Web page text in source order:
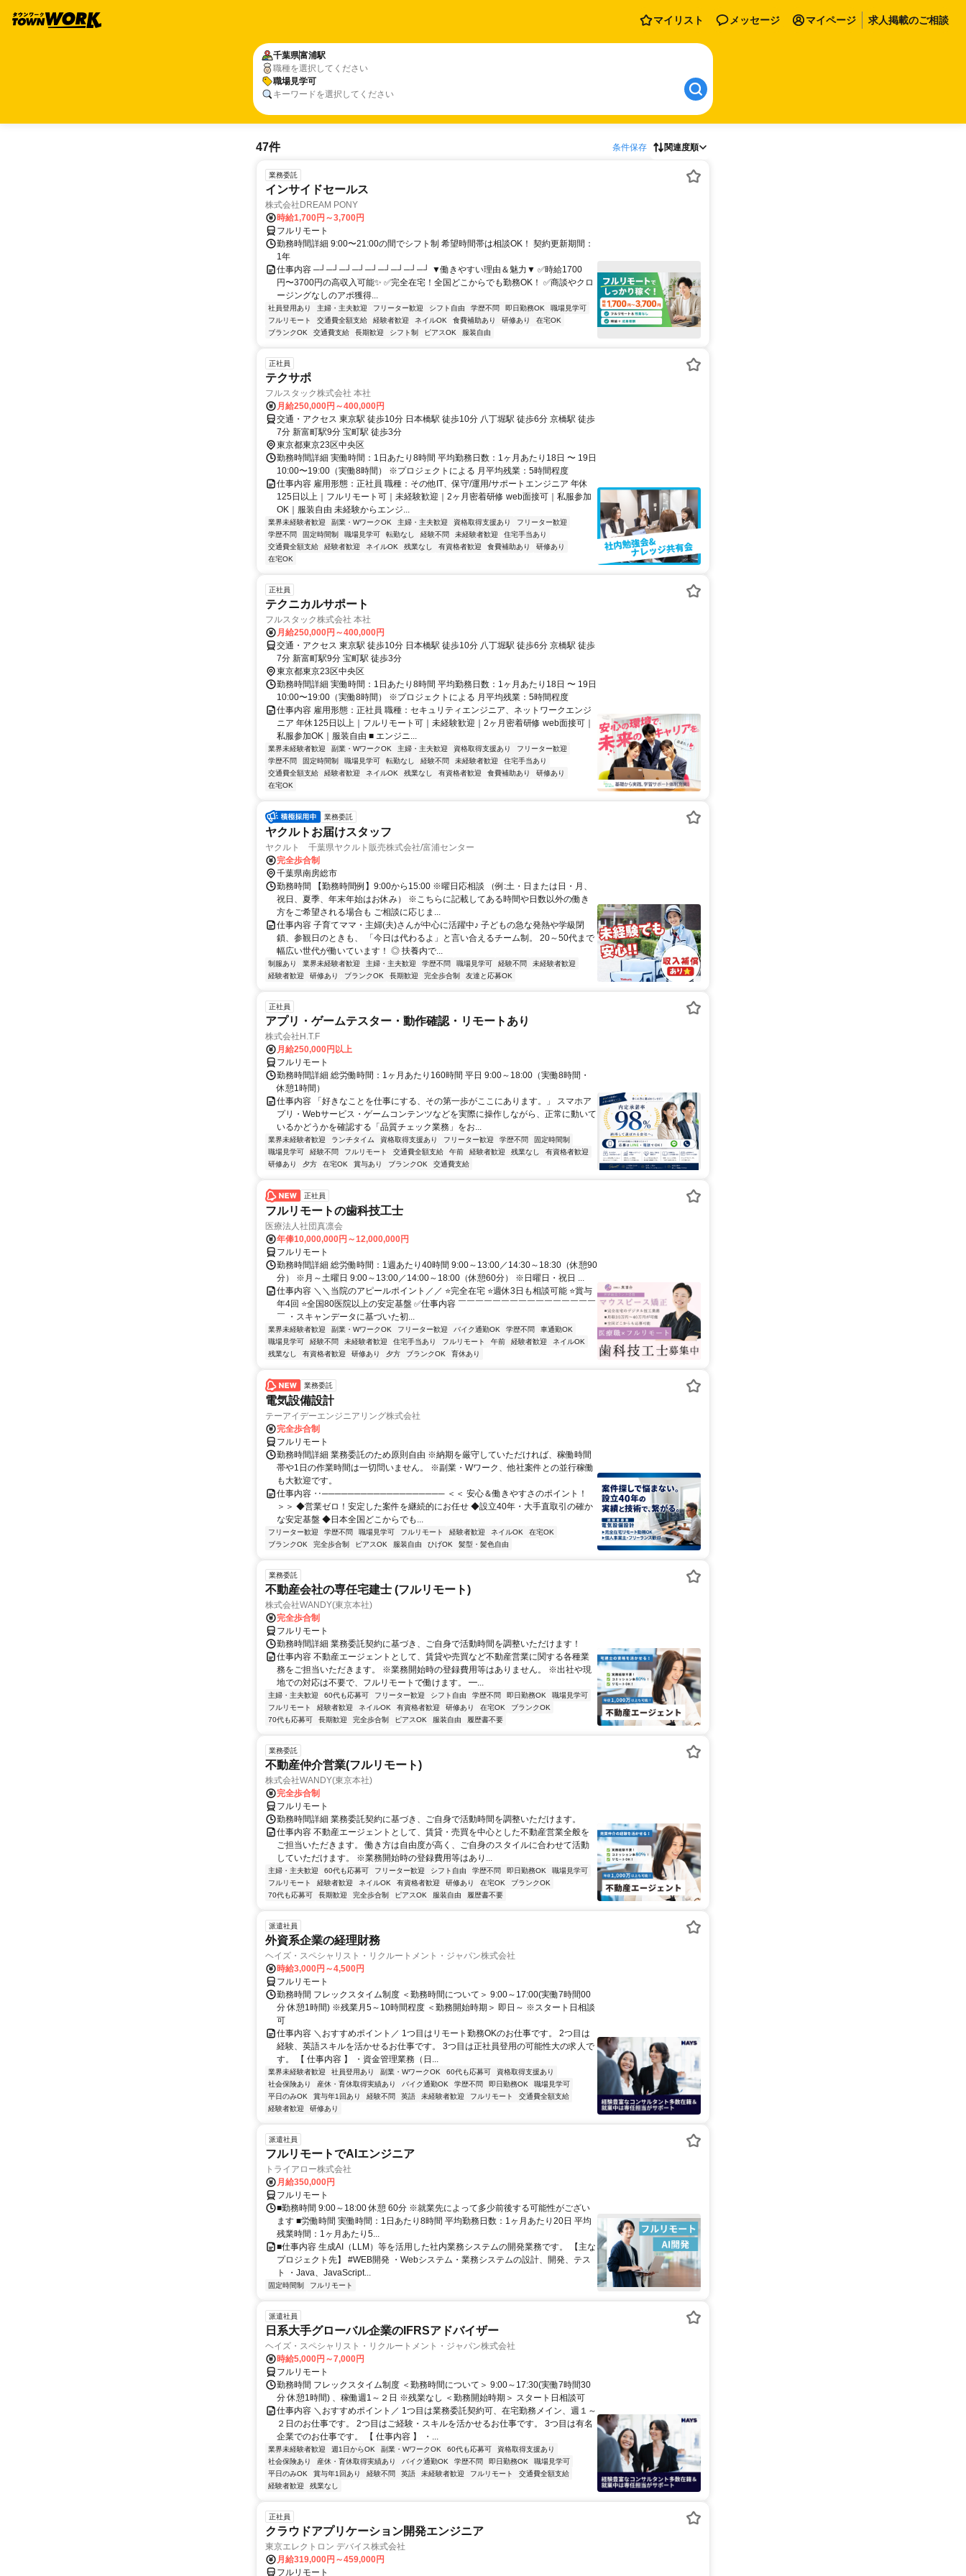
マイリスト メッセージ マイページ 求人掲載のご相談
千葉県富浦駅
職種を選択してください
職場見学可
キーワードを選択してください
47件 条件保存 関連度順
業務委託
インサイドセールス
株式会社DREAM PONY
時給1,700円～3,700円
フルリモート
勤務時間詳細 9:00〜21:00の間でシフト制 希望時間帯は相談OK！ 契約更新期間：
1年
仕事内容 ─┘─┘─┘─┘─┘─┘─┘─┘─┘ ▼働きやすい理由＆魅力▼ ✅時給1700
円〜3700円の高収入可能✨ ✅完全在宅！全国どこからでも勤務OK！ ✅商談やクロ
ージングなしのアポ獲得...
社員登用あり 主婦・主夫歓迎 フリーター歓迎 シフト自由 学歴不問 即日勤務OK
職場見学可
フルリモート
交通費全額支給 経験者歓迎 ネイルOK 食費補助あり 研修あり
在宅OK
ブランクOK
交通費支給 長期歓迎 シフト制 ピアスOK 服装自由
正社員
テクサポ
フルスタック株式会社 本社
月給250,000円～400,000円
交通・アクセス 東京駅 徒歩10分 日本橋駅 徒歩10分 八丁堀駅 徒歩6分 京橋駅 徒歩
7分 新富町駅9分 宝町駅 徒歩3分
東京都東京23区中央区
勤務時間詳細 実働時間：1日あたり8時間 平均勤務日数：1ヶ月あたり18日 〜 19日
10:00〜19:00（実働8時間） ※プロジェクトによる 月平均残業：5時間程度
仕事内容 雇用形態：正社員 職種：その他IT、保守/運用/サポートエンジニア 年休
125日以上｜フルリモート可｜未経験歓迎｜2ヶ月密着研修 web面接可｜私服参加
OK｜服装自由 未経験からエンジ...
業界未経験者歓迎 副業・WワークOK 主婦・主夫歓迎 資格取得支援あり
フリーター歓迎
学歴不問
固定時間制 職場見学可 転勤なし 経験不問 未経験者歓迎
住宅手当あり
交通費全額支給
経験者歓迎 ネイルOK 残業なし 有資格者歓迎 食費補助あり
研修あり
在宅OK
正社員
テクニカルサポート
フルスタック株式会社 本社
月給250,000円～400,000円
交通・アクセス 東京駅 徒歩10分 日本橋駅 徒歩10分 八丁堀駅 徒歩6分 京橋駅 徒歩
7分 新富町駅9分 宝町駅 徒歩3分
東京都東京23区中央区
勤務時間詳細 実働時間：1日あたり8時間 平均勤務日数：1ヶ月あたり18日 〜 19日
10:00〜19:00（実働8時間） ※プロジェクトによる 月平均残業：5時間程度
仕事内容 雇用形態：正社員 職種：セキュリティエンジニア、ネットワークエンジ
ニア 年休125日以上｜フルリモート可｜未経験歓迎｜2ヶ月密着研修 web面接可｜
私服参加OK｜服装自由 ■ エンジニ...
業界未経験者歓迎 副業・WワークOK 主婦・主夫歓迎 資格取得支援あり
フリーター歓迎
学歴不問
固定時間制 職場見学可 転勤なし 経験不問 未経験者歓迎
住宅手当あり
交通費全額支給
経験者歓迎 ネイルOK 残業なし 有資格者歓迎 食費補助あり
研修あり
在宅OK
業務委託
ヤクルトお届けスタッフ
ヤクルト 千葉県ヤクルト販売株式会社/富浦センター
完全歩合制
千葉県南房総市
勤務時間 【勤務時間例】9:00から15:00 ※曜日応相談 （例:土・日または日・月、
祝日、夏季、年末年始はお休み） ※こちらに記載してある時間や日数以外の働き
方をご希望される場合も ご相談に応じま...
仕事内容 子育てママ・主婦(夫)さんが中心に活躍中♪ 子どもの急な発熱や学級閉
鎖、参観日のときも、 「今日は代わるよ」と言い合えるチーム制。 20～50代まで
幅広い世代が働いています！ ◎ 扶養内で...
制服あり 業界未経験者歓迎 主婦・主夫歓迎 学歴不問 職場見学可 経験不問
未経験者歓迎
経験者歓迎
研修あり ブランクOK 長期歓迎 完全歩合制 友達と応募OK
正社員
アプリ・ゲームテスター・動作確認・リモートあり
株式会社H.T.F
月給250,000円以上
フルリモート
勤務時間詳細 総労働時間：1ヶ月あたり160時間 平日 9:00～18:00（実働8時間・
休憩1時間）
仕事内容 「好きなことを仕事にする、その第一歩がここにあります。」 スマホア
プリ・Webサービス・ゲームコンテンツなどを実際に操作しながら、正常に動いて
いるかどうかを確認する「品質チェック業務」をお...
業界未経験者歓迎 ランチタイム 資格取得支援あり フリーター歓迎 学歴不問
固定時間制
職場見学可
経験不問 フルリモート 交通費全額支給 午前 経験者歓迎 残業なし
有資格者歓迎
研修あり
夕方 在宅OK 賞与あり ブランクOK 交通費支給
正社員
フルリモートの歯科技工士
医療法人社団真凛会
年俸10,000,000円～12,000,000円
フルリモート
勤務時間詳細 総労働時間：1週あたり40時間 9:00～13:00／14:30～18:30（休憩90
分） ※月～土曜日 9:00～13:00／14:00～18:00（休憩60分） ※日曜日・祝日 ...
仕事内容 ＼＼当院のアピールポイント／／ ⭐完全在宅 ⭐週休3日も相談可能 ⭐賞与
年4回 ⭐全国80医院以上の安定基盤 ✅仕事内容 ￣￣￣￣￣￣￣￣￣￣￣￣￣￣￣￣
￣ ・スキャンデータに基づいた初...
業界未経験者歓迎 副業・WワークOK フリーター歓迎 バイク通勤OK 学歴不問
車通勤OK
職場見学可
経験不問 未経験者歓迎 住宅手当あり フルリモート 午前 経験者歓迎
ネイルOK
残業なし
有資格者歓迎 研修あり 夕方 ブランクOK 育休あり
業務委託
電気設備設計
テーアイデーエンジニアリング株式会社
完全歩合制
フルリモート
勤務時間詳細 業務委託のため原則自由 ※納期を厳守していただければ、稼働時間
帯や1日の作業時間は一切問いません。 ※副業・Wワーク、他社案件との並行稼働
も大歓迎です。
仕事内容 ‥─────────────────── ＜＜ 安心＆働きやすさのポイント！
＞＞ ◆営業ゼロ！安定した案件を継続的にお任せ ◆設立40年・大手直取引の確か
な安定基盤 ◆日本全国どこからでも...
フリーター歓迎 学歴不問 職場見学可 フルリモート 経験者歓迎 ネイルOK
在宅OK
ブランクOK
完全歩合制 ピアスOK 服装自由 ひげOK 髪型・髪色自由
業務委託
不動産会社の専任宅建士 (フルリモート)
株式会社WANDY(東京本社)
完全歩合制
フルリモート
勤務時間詳細 業務委託契約に基づき、ご自身で活動時間を調整いただけます！
仕事内容 不動産エージェントとして、賃貸や売買など不動産営業に関する各種業
務をご担当いただきます。 ※業務開始時の登録費用等はありません。 ※出社や現
地での対応は不要で、フルリモートで働けます。 ━...
主婦・主夫歓迎 60代も応募可 フリーター歓迎 シフト自由 学歴不問 即日勤務OK
職場見学可
フルリモート
経験者歓迎 ネイルOK 有資格者歓迎 研修あり 在宅OK
ブランクOK
70代も応募可
長期歓迎 完全歩合制 ピアスOK 服装自由 履歴書不要
業務委託
不動産仲介営業(フルリモート)
株式会社WANDY(東京本社)
完全歩合制
フルリモート
勤務時間詳細 業務委託契約に基づき、ご自身で活動時間を調整いただけます。
仕事内容 不動産エージェントとして、賃貸・売買を中心とした不動産営業全般を
ご担当いただきます。 働き方は自由度が高く、ご自身のスタイルに合わせて活動
していただけます。 ※業務開始時の登録費用等はあり...
主婦・主夫歓迎 60代も応募可 フリーター歓迎 シフト自由 学歴不問 即日勤務OK
職場見学可
フルリモート
経験者歓迎 ネイルOK 有資格者歓迎 研修あり 在宅OK
ブランクOK
70代も応募可
長期歓迎 完全歩合制 ピアスOK 服装自由 履歴書不要
派遣社員
外資系企業の経理財務
ヘイズ・スペシャリスト・リクルートメント・ジャパン株式会社
時給3,000円～4,500円
フルリモート
勤務時間 フレックスタイム制度 ＜勤務時間について＞ 9:00～17:00(実働7時間00
分 休憩1時間) ※残業月5～10時間程度 ＜勤務開始時期＞ 即日～ ※スタート日相談
可
仕事内容 ＼おすすめポイント／ 1つ目はリモート勤務OKのお仕事です。 2つ目は
経験、英語スキルを活かせるお仕事です。 3つ目は正社員登用の可能性大の求人で
す。 【 仕事内容 】 ・資金管理業務（日...
業界未経験者歓迎 社員登用あり 副業・WワークOK 60代も応募可
資格取得支援あり
社会保険あり
産休・育休取得実績あり バイク通勤OK 学歴不問 即日勤務OK
職場見学可
平日のみOK
賞与年1回あり 経験不問 英語 未経験者歓迎 フルリモート
交通費全額支給
経験者歓迎
研修あり
派遣社員
フルリモートでAIエンジニア
トライアロー株式会社
月給350,000円
フルリモート
■勤務時間 9:00～18:00 休憩 60分 ※就業先によって多少前後する可能性がござい
ます ■労働時間 実働時間：1日あたり8時間 平均勤務日数：1ヶ月あたり20日 平均
残業時間：1ヶ月あたり5...
■仕事内容 生成AI（LLM）等を活用した社内業務システムの開発業務です。 【主な
プロジェクト先】 #WEB開発 ・Webシステム・業務システムの設計、開発、テス
ト ・Java、JavaScript...
固定時間制 フルリモート
派遣社員
日系大手グローバル企業のIFRSアドバイザー
ヘイズ・スペシャリスト・リクルートメント・ジャパン株式会社
時給5,000円～7,000円
フルリモート
勤務時間 フレックスタイム制度 ＜勤務時間について＞ 9:00～17:30(実働7時間30
分 休憩1時間) 、稼働週1～２日 ※残業なし ＜勤務開始時期＞ スタート日相談可
仕事内容 ＼おすすめポイント／ 1つ目は業務委託契約可、在宅勤務メイン、週１～
２日のお仕事です。 2つ目はご経験・スキルを活かせるお仕事です。 3つ目は有名
企業でのお仕事です。 【 仕事内容 】 ・...
業界未経験者歓迎 週1日からOK 副業・WワークOK 60代も応募可
資格取得支援あり
社会保険あり
産休・育休取得実績あり バイク通勤OK 学歴不問 即日勤務OK
職場見学可
平日のみOK
賞与年1回あり 経験不問 英語 未経験者歓迎 フルリモート
交通費全額支給
経験者歓迎
残業なし
正社員
クラウドアプリケーション開発エンジニア
東京エレクトロン デバイス株式会社
月給319,000円～459,000円
フルリモート